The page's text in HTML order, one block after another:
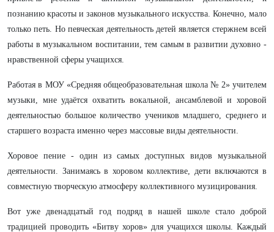
познанию красоты и законов музыкального искусства. Конечно, мало
только петь. Но певческая деятельность детей является стержнем всей
работы в музыкальном воспитании, тем самым в развитии духовно -
нравственной сферы учащихся.
Работая в МОУ «Средняя общеобразовательная школа № 2» учителем
музыки, мне удаётся охватить вокальной, ансамблевой и хоровой
деятельностью большое количество учеников младшего, среднего и
старшего возраста именно через массовые виды деятельности.
Хоровое пение - один из самых доступных видов музыкальной
деятельности. Занимаясь в хоровом коллективе, дети включаются в
совместную творческую атмосферу коллективного музицирования.
Вот уже двенадцатый год подряд в нашей школе стало доброй
традицией проводить «Битву хоров» для учащихся школы. Каждый